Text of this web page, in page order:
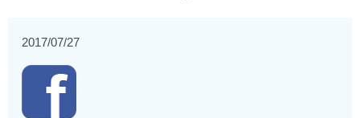
2017/07/27